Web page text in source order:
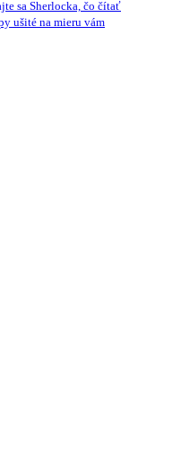
sa Sherlocka, čo čítať
ušité na mieru vám